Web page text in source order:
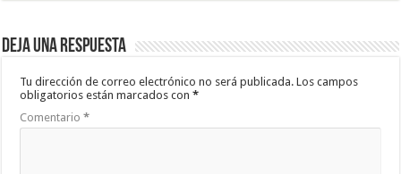
Deja una respuesta
Tu dirección de correo electrónico no será publicada. Los campos
obligatorios están marcados con*
Comentario*